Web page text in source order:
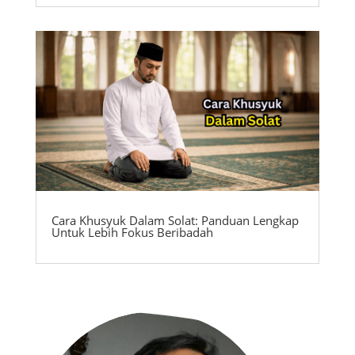
Cara Khusyuk Dalam Solat: Panduan Lengkap
Untuk Lebih Fokus Beribadah